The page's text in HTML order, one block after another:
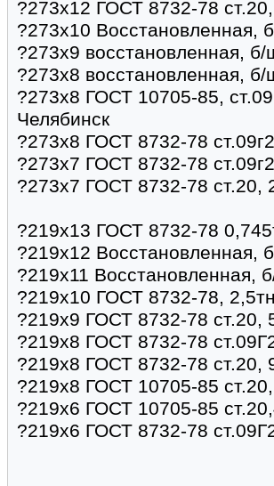
?273х12 ГОСТ 8732-78
?273х10 Восстановленная,
?273х9 восстановленная,
?273х8 восстановленная,
?273х8 ГОСТ 10705-85,
Челябинск
?273х8 ГОСТ 8732-78
?273х7 ГОСТ 8732-78
?273х7 ГОСТ 8732-78 ст.20,
?219х13 ГОСТ 8732-78
?219х12 Восстановленная,
?219х11 Восстановленная,
?219х10 ГОСТ 8732-78,
?219х9 ГОСТ 8732-78 ст.20,
?219х8 ГОСТ 8732-78
?219х8 ГОСТ 8732-78 ст.20,
?219х8 ГОСТ 10705-85
?219х6 ГОСТ 10705-85
?219х6 ГОСТ 8732-78